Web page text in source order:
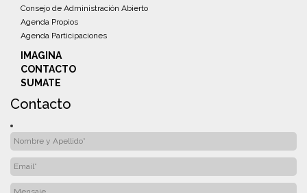
Consejo de Administración Abierto
Agenda Propios
Agenda Participaciones
IMAGINA
CONTACTO
SUMATE
Contacto